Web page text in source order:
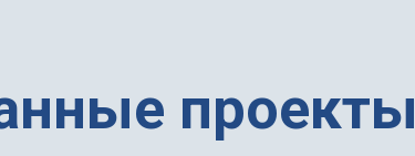
проекты